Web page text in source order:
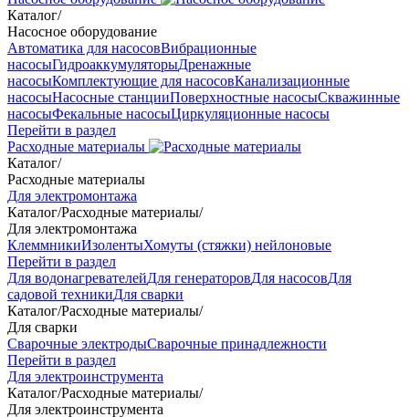
Каталог/
Насосное оборудование
Автоматика для насосовВибрационные
насосыГидроаккумуляторыДренажные
насосыКомплектующие для насосовКанализационные
насосыНасосные станцииПоверхностные насосыСкважинные
насосыФекальные насосыЦиркуляционные насосы
Перейти в раздел
Расходные материалы
Каталог/
Расходные материалы
Для электромонтажа
Каталог/Расходные материалы/
Для электромонтажа
КлеммникиИзолентыХомуты (стяжки) нейлоновые
Перейти в раздел
Для водонагревателейДля генераторовДля насосовДля
садовой техникиДля сварки
Каталог/Расходные материалы/
Для сварки
Сварочные электродыСварочные принадлежности
Перейти в раздел
Для электроинструмента
Каталог/Расходные материалы/
Для электроинструмента